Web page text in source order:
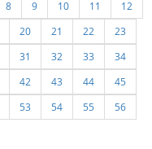
8 9 10 11
12
20 21 22
23
31 32 33
34
42 43 44
45
53 54 55
56